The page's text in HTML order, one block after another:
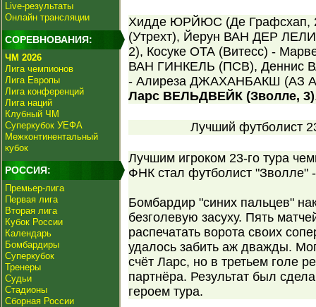
Live-результаты
Онлайн трансляции
СОРЕВНОВАНИЯ:
ЧМ 2026
Лига чемпионов
Лига Европы
Лига конференций
Лига наций
Клубный ЧМ
Суперкубок УЕФА
Межконтинентальный
кубок
РОССИЯ:
Премьер-лига
Первая лига
Вторая лига
Кубок России
Календарь
Бомбардиры
Суперкубок
Тренеры
Судьи
Стадионы
Сборная России
Хидде ЮРЙЮС (Де
(Утрехт), Йерун ВАН ДЕР
2), Косуке ОТА (Витесс) -
ВАН ГИНКЕЛЬ (ПСВ), Деннис
- Алиреза ДЖАХАНБАКШ (АЗ
Ларс ВЕЛЬДВЕЙК (Зволле, 3)
Лучший футболист
Лучшим игроком 23-го тура
ФНК стал футболист "Зволле"
Бомбардир "синих пальцев"
безголевую засуху. Пять
распечатать ворота своих
удалось забить аж дважды.
счёт Ларс, но в третьем голе
партнёра. Результат был
героем тура.